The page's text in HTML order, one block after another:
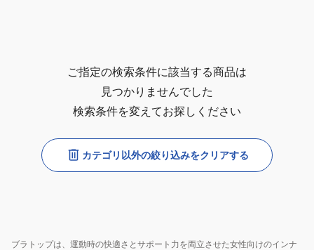
ご指定の検索条件に該当する商品は
見つかりませんでした
検索条件を変えてお探しください
カテゴリ以外の絞り込みをクリアする
ブラトップは、運動時の快適さとサポート力を両立させた女性向けのインナ